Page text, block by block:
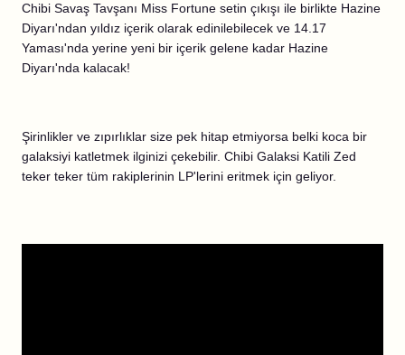
Chibi Savaş Tavşanı Miss Fortune setin çıkışı ile birlikte Hazine
Diyarı'ndan yıldız içerik olarak edinilebilecek ve 14.17
Yaması'nda yerine yeni bir içerik gelene kadar Hazine
Diyarı'nda kalacak!
Şirinlikler ve zıpırlıklar size pek hitap etmiyorsa belki koca bir
galaksiyi katletmek ilginizi çekebilir. Chibi Galaksi Katili Zed
teker teker tüm rakiplerinin LP'lerini eritmek için geliyor.